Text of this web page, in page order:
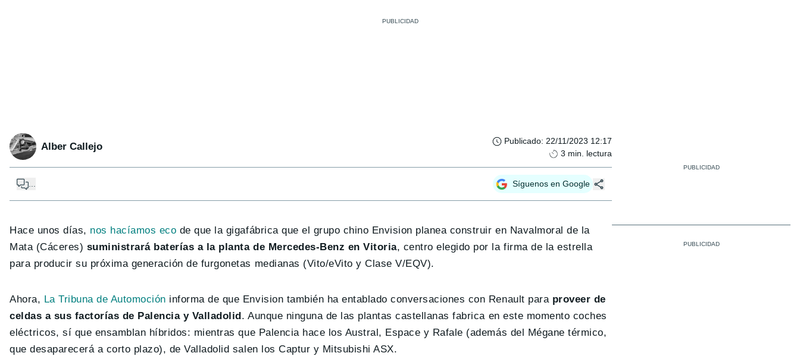
Alber Callejo Publicado: 22/11/2023 12:17
3 min. lectura
... Síguenos en Google
Hace unos días, nos hacíamos eco de que la gigafábrica que el grupo chino Envision planea construir en Navalmoral de la
Mata (Cáceres) suministrará baterías a la planta de Mercedes-Benz en Vitoria, centro elegido por la firma de la estrella
para producir su próxima generación de furgonetas medianas (Vito/eVito y Clase V/EQV).
Ahora, La Tribuna de Automoción informa de que Envision también ha entablado conversaciones con Renault para proveer de
celdas a sus factorías de Palencia y Valladolid . Aunque ninguna de las plantas castellanas fabrica en este momento coches
eléctricos, sí que ensamblan híbridos: mientras que Palencia hace los Austral, Espace y Rafale (además del Mégane térmico,
que desaparecerá a corto plazo), de Valladolid salen los Captur y Mitsubishi ASX.